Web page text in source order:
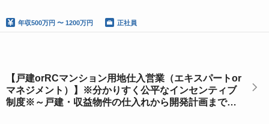
年収500万円 〜 1200万円 正社員
【戸建orRCマンション用地仕入営業（エキスパートor
マネジメント）】※分かりすく公平なインセンティブ
制度※～戸建・収益物件の仕入れから開発計画まで学